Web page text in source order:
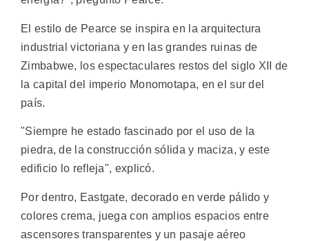
El estilo de Pearce se inspira en la arquitectura
industrial victoriana y en las grandes ruinas de
Zimbabwe, los espectaculares restos del siglo XII de
la capital del imperio Monomotapa, en el sur del
país.
"Siempre he estado fascinado por el uso de la
piedra, de la construcción sólida y maciza, y este
edificio lo refleja", explicó.
Por dentro, Eastgate, decorado en verde pálido y
colores crema, juega con amplios espacios entre
ascensores transparentes y un pasaje aéreo